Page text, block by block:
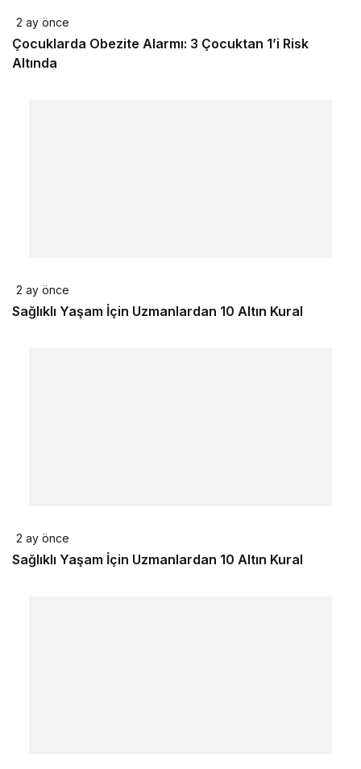
2 ay önce
Çocuklarda Obezite Alarmı: 3 Çocuktan 1’i Risk
Altında
2 ay önce
Sağlıklı Yaşam İçin Uzmanlardan 10 Altın Kural
2 ay önce
Sağlıklı Yaşam İçin Uzmanlardan 10 Altın Kural